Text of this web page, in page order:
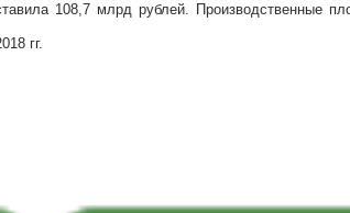
108,7 млрд рублей.
гг.